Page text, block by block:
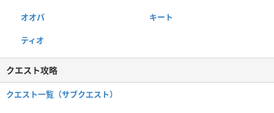
オオパ キート
ティオ
クエスト攻略
クエスト一覧（サブクエスト）